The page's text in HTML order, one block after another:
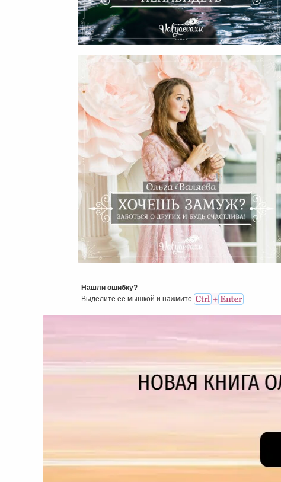
Принимать Нельзя
Хочешь Замуж? Заботься О
Других И Будь Счастлива!
Нашли ошибку?
Выделите ее мышкой и нажмитe